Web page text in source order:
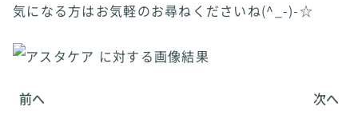
気になる方はお気軽のお尋ねくださいね(^_-)-☆
前へ 次へ